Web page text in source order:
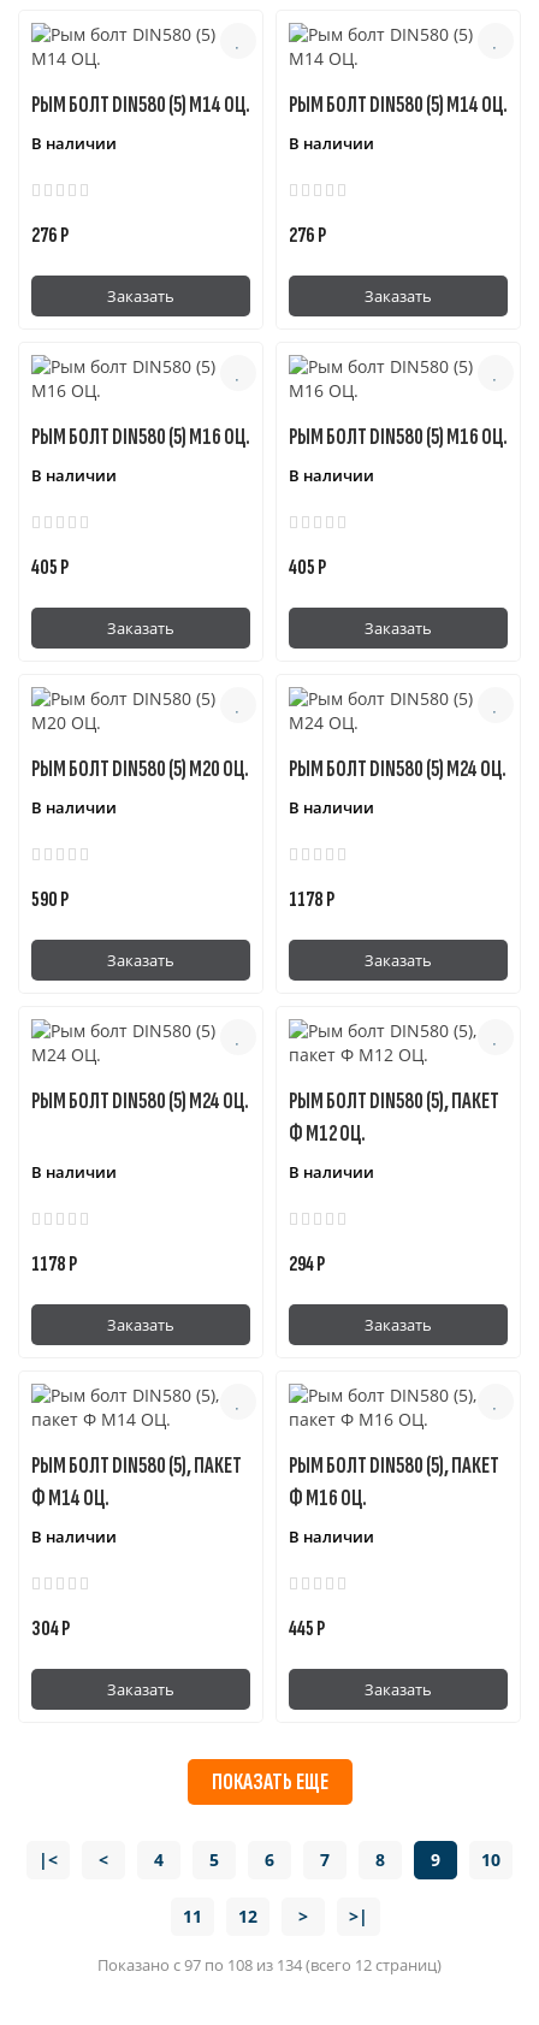
РЫМ БОЛТ DIN580 (5) М14 ОЦ.
В наличии
276 Р
Заказать
РЫМ БОЛТ DIN580 (5) М14 ОЦ.
В наличии
276 Р
Заказать
РЫМ БОЛТ DIN580 (5) М16 ОЦ.
В наличии
405 Р
Заказать
РЫМ БОЛТ DIN580 (5) М16 ОЦ.
В наличии
405 Р
Заказать
РЫМ БОЛТ DIN580 (5) М20 ОЦ.
В наличии
590 Р
Заказать
РЫМ БОЛТ DIN580 (5) М24 ОЦ.
В наличии
1178 Р
Заказать
РЫМ БОЛТ DIN580 (5) М24 ОЦ.
В наличии
1178 Р
Заказать
РЫМ БОЛТ DIN580 (5), ПАКЕТ
Ф М12 ОЦ.
В наличии
294 Р
Заказать
РЫМ БОЛТ DIN580 (5), ПАКЕТ
Ф М14 ОЦ.
В наличии
304 Р
Заказать
РЫМ БОЛТ DIN580 (5), ПАКЕТ
Ф М16 ОЦ.
В наличии
445 Р
Заказать
ПОКАЗАТЬ ЕЩЕ
|< < 4 5 6 7 8 9 10
11 12 > >|
Показано с 97 по 108 из 134 (всего 12 страниц)